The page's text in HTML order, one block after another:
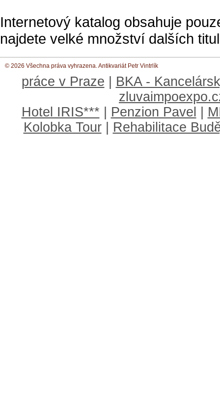
Internetový katalog obsahuje
najdete velké množství dalších
© 2026 Všechna práva vyhrazena. Antikvariát Petr Vintrlík
práce v Praze
BKA -
Hotel IRIS***
Penzion Pavel
Kolobka Tour
Rehabilitace